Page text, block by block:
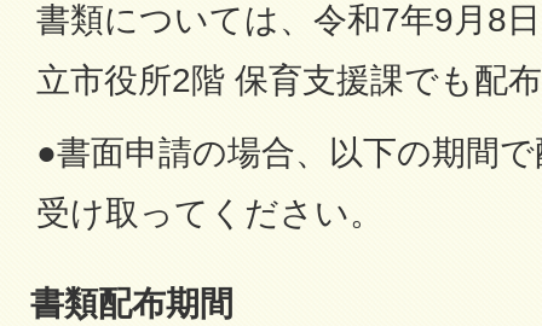
書類については、令和7年9月8
立市役所2階 保育支援課でも配
●書面申請の場合、以下の期間
受け取ってください。
書類配布期間